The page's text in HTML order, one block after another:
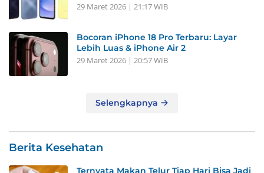
29 Maret 2026 | 21:17 WIB
Bocoran iPhone 18 Pro Terbaru: Layar
Lebih Luas & iPhone Air 2
29 Maret 2026 | 20:57 WIB
Selengkapnya
Berita Kesehatan
Ternyata Makan Telur Tiap Hari Bisa Jadi